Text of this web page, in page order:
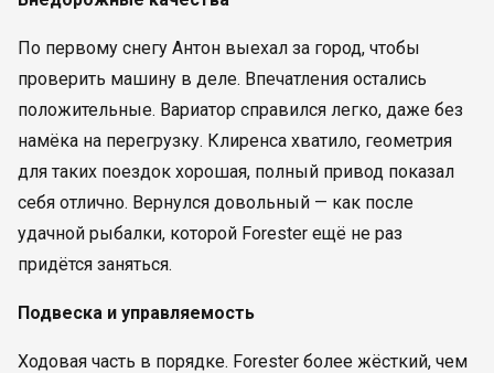
По первому снегу Антон выехал за город, чтобы
проверить машину в деле. Впечатления остались
положительные. Вариатор справился легко, даже без
намёка на перегрузку. Клиренса хватило, геометрия
для таких поездок хорошая, полный привод показал
себя отлично. Вернулся довольный — как после
удачной рыбалки, которой Forester ещё не раз
придётся заняться.
Подвеска и управляемость
Ходовая часть в порядке. Forester более жёсткий, чем